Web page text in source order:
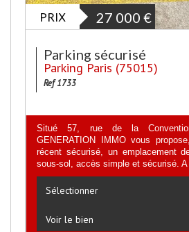
PRIX 27 000 €
Parking sécurisé
Parking Paris (75015)
Ref 1733
Situé 57, rue de la
GENERATION IMMO vous
récent sécurisé, un emplacement
sous-sol, accès simple et sécurisé.
Sélectionner
Voir le bien